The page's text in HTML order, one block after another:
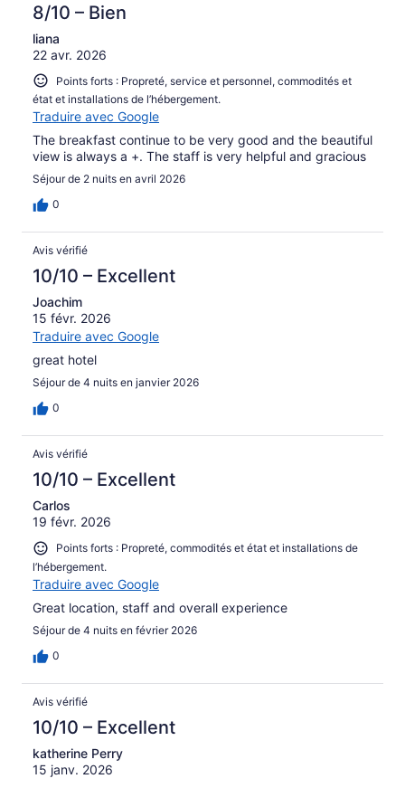
8/10 – Bien
liana
22 avr. 2026
Points forts : Propreté, service et personnel, commodités et
état et installations de l’hébergement.
Traduire avec Google
The breakfast continue to be very good and the beautiful
view is always a +. The staff is very helpful and gracious
Séjour de 2 nuits en avril 2026
0
Avis vérifié
10/10 – Excellent
Joachim
15 févr. 2026
Traduire avec Google
great hotel
Séjour de 4 nuits en janvier 2026
0
Avis vérifié
10/10 – Excellent
Carlos
19 févr. 2026
Points forts : Propreté, commodités et état et installations de
l’hébergement.
Traduire avec Google
Great location, staff and overall experience
Séjour de 4 nuits en février 2026
0
Avis vérifié
10/10 – Excellent
katherine Perry
15 janv. 2026